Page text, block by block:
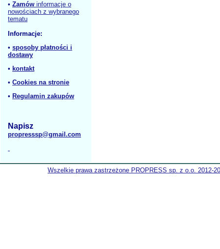
• Zamów informacje o
nowościach z wybranego
tematu
Informacje:
• sposoby płatności i
dostawy
• kontakt
• Cookies na stronie
• Regulamin zakupów
Napisz
propresssp@gmail.com
Wszelkie prawa zastrzeżone PROPRESS sp. z o.o. 2012-